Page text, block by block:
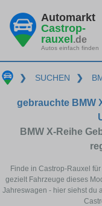
Automarkt
Castrop-
rauxel .de
Autos einfach finden
❯ SUCHEN ❯
gebrauchte BMW
BMW X-Reihe
Finde in Castrop-Rauxel
gezielt Fahrzeuge dieses
Jahreswagen - hier siehst du